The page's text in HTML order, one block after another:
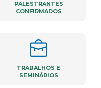
PALESTRANTES
CONFIRMADOS
TRABALHOS E
SEMINÁRIOS